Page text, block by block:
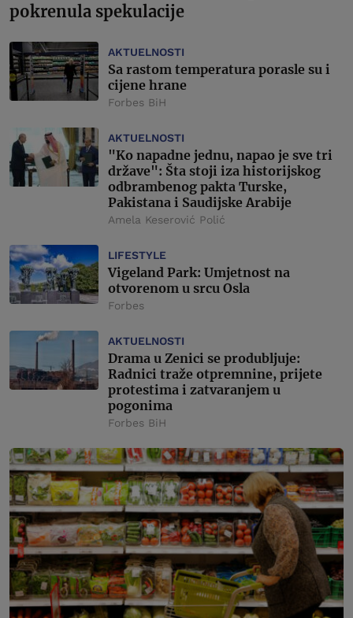
pokrenula spekulacije
AKTUELNOSTI
Sa rastom temperatura porasle su i
cijene hrane
Forbes BiH
AKTUELNOSTI
"Ko napadne jednu, napao je sve tri
države": Šta stoji iza historijskog
odbrambenog pakta Turske,
Pakistana i Saudijske Arabije
Amela Keserović Polić
LIFESTYLE
Vigeland Park: Umjetnost na
otvorenom u srcu Osla
Forbes
AKTUELNOSTI
Drama u Zenici se produbljuje:
Radnici traže otpremnine, prijete
protestima i zatvaranjem u
pogonima
Forbes BiH